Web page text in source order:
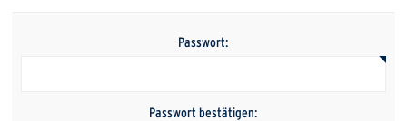
Passwort:
Passwort bestätigen: